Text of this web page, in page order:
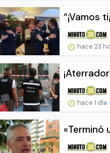
“¡Vamos
hace 23
hace 1 día
«Terminó